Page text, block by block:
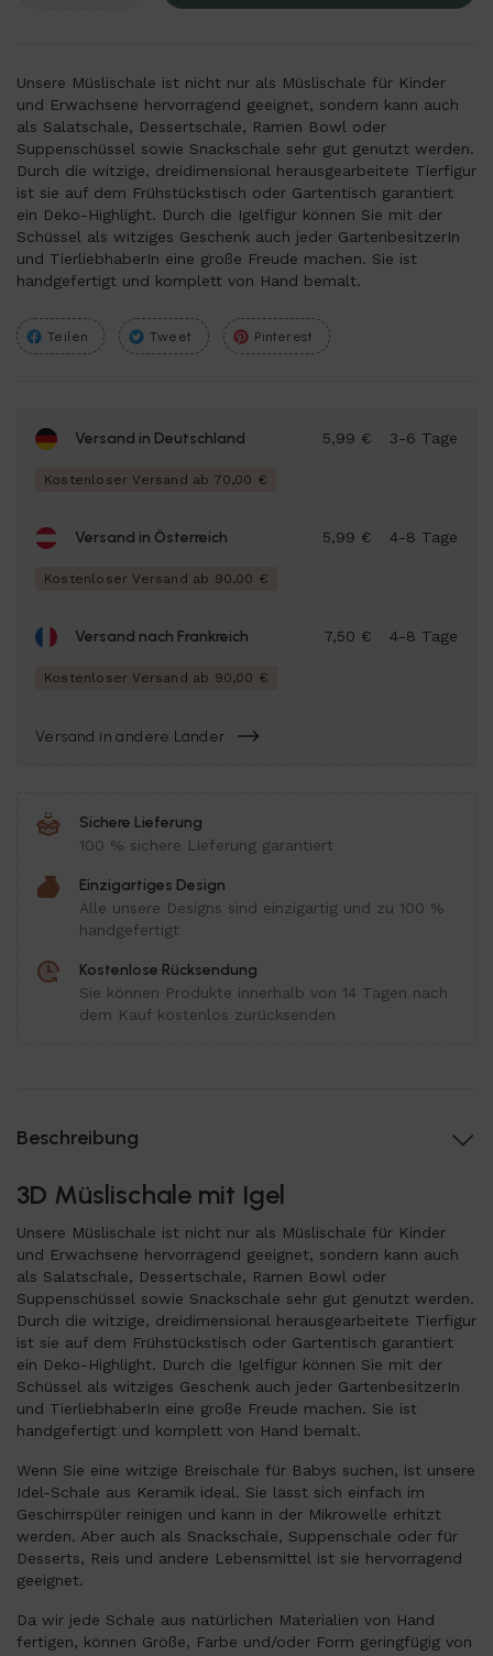
Unsere Müslischale ist nicht nur als Müslischale für Kinder
und Erwachsene hervorragend geeignet, sondern kann auch
als Salatschale, Dessertschale, Ramen Bowl oder
Suppenschüssel sowie Snackschale sehr gut genutzt werden.
Durch die witzige, dreidimensional herausgearbeitete Tierfigur
ist sie auf dem Frühstückstisch oder Gartentisch garantiert
ein Deko-Highlight. Durch die Igelfigur können Sie mit der
Schüssel als witziges Geschenk auch jeder GartenbesitzerIn
und TierliebhaberIn eine große Freude machen. Sie ist
handgefertigt und komplett von Hand bemalt.
Teilen Tweet Pinterest
Versand in Deutschland 3-6 Tage
5,99 €
Kostenloser Versand ab 70,00 €
Versand in Österreich 4-8 Tage
5,99 €
Kostenloser Versand ab 90,00 €
Versand nach Frankreich 4-8 Tage
7,50 €
Kostenloser Versand ab 90,00 €
Versand in andere Länder
Sichere Lieferung
100 % sichere Lieferung garantiert
Einzigartiges Design
Alle unsere Designs sind einzigartig und zu 100 %
handgefertigt
Kostenlose Rücksendung
Sie können Produkte innerhalb von 14 Tagen nach
dem Kauf kostenlos zurücksenden
Beschreibung
3D Müslischale mit Igel
Unsere Müslischale ist nicht nur als Müslischale für Kinder
und Erwachsene hervorragend geeignet, sondern kann auch
als Salatschale, Dessertschale, Ramen Bowl oder
Suppenschüssel sowie Snackschale sehr gut genutzt werden.
Durch die witzige, dreidimensional herausgearbeitete Tierfigur
ist sie auf dem Frühstückstisch oder Gartentisch garantiert
ein Deko-Highlight. Durch die Igelfigur können Sie mit der
Schüssel als witziges Geschenk auch jeder GartenbesitzerIn
und TierliebhaberIn eine große Freude machen. Sie ist
handgefertigt und komplett von Hand bemalt.
Wenn Sie eine witzige Breischale für Babys suchen, ist unsere
Idel-Schale aus Keramik ideal. Sie lässt sich einfach im
Geschirrspüler reinigen und kann in der Mikrowelle erhitzt
werden. Aber auch als Snackschale, Suppenschale oder für
Desserts, Reis und andere Lebensmittel ist sie hervorragend
geeignet.
Da wir jede Schale aus natürlichen Materialien von Hand
fertigen, können Größe, Farbe und/oder Form geringfügig von